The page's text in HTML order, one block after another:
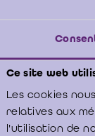
Ce site web
Les cookies
relatives aux
l'utilisation de